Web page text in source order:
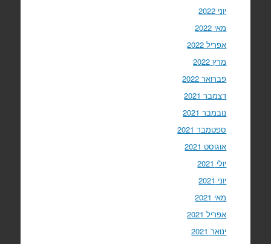
יוני 2022
מאי 2022
אפריל 2022
מרץ 2022
פברואר 2022
דצמבר 2021
נובמבר 2021
ספטמבר 2021
אוגוסט 2021
יולי 2021
יוני 2021
מאי 2021
אפריל 2021
ינואר 2021